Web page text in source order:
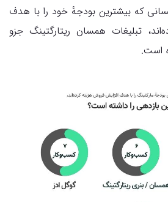
که بیشترین بودجهٔ خود را با هدف
تبلیغات همسان ریتارگتینگ جزو
است.